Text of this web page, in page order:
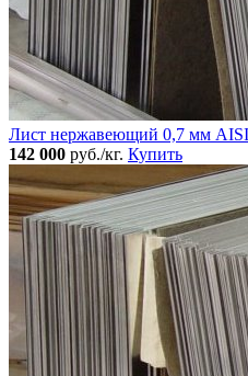
Лист нержавеющий 0,7 мм
142 000 руб./кг. Купить